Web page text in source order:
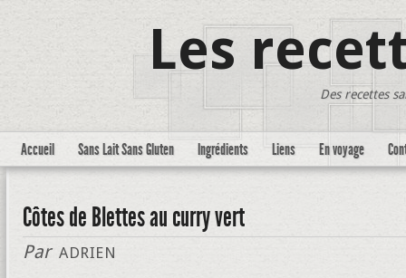
Les
Des recettes
Accueil Sans Lait Sans Gluten Ingrédients Liens En voyage
Côtes de Blettes au curry vert
Par ADRIEN